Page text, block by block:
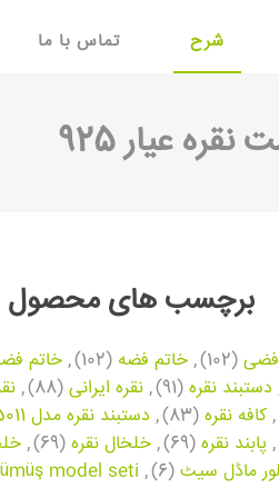
شرح تماس با ما
برچسب های محصول
فضی (102)
, خاتم فضه (102)
, خاتم
دستبند نقره (91)
, نقره ایرانی (88)
,
, کافه نقره (83)
, دستبند نقره مدل 5011
, پابند نقره (69)
, خلخال نقره (69)
,
ماڈل سیٹ (6)
,
model seti